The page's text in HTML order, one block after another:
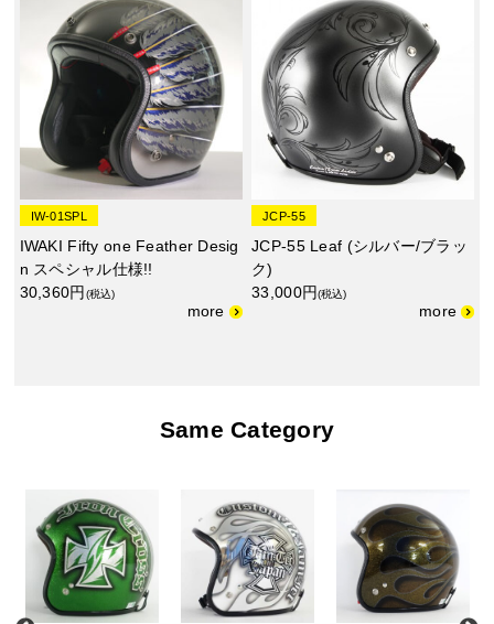
IW-01SPL
IWAKI Fifty one Feather Desig
n スペシャル仕様!!
30,360円 (税込)
JCP-55
JCP-55 Leaf (シルバー/ブラッ
ク)
33,000円(税込)
Same Category